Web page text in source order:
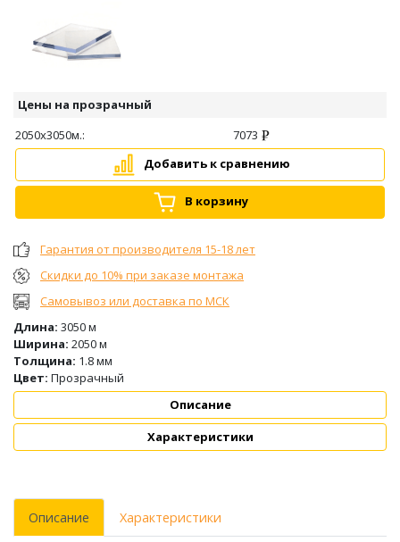
Предыдущий
Цены на прозрачный
2050х3050м.:
7073
Добавить к сравнению
В корзину
Гарантия от производителя 15-18 лет
Скидки до 10% при заказе монтажа
Самовывоз или доставка по МСК
Длина: 3050 м
Ширина: 2050 м
Толщина: 1.8 мм
Цвет: Прозрачный
Описание
Характеристики
Описание Характеристики